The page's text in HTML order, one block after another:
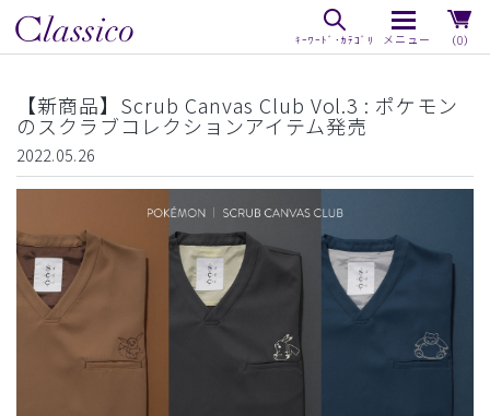
（0）
【新商品】Scrub Canvas Club Vol.3 : ポケモン
のスクラブコレクションアイテム発売
2022.05.26